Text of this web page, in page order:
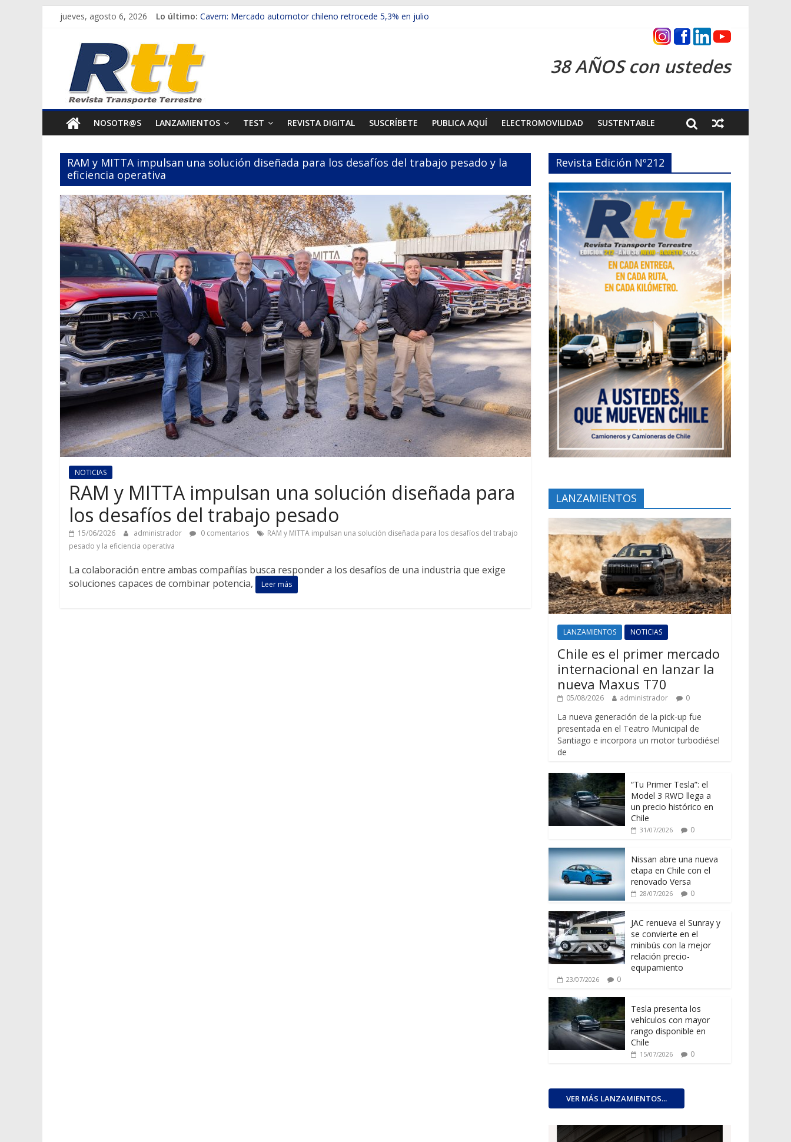
Saltarjueves, agosto 6, 2026 Lo último: Cavem: Mercado automotor chileno retrocede 5,3% en julio
SINOTRUK Pick-ups presentó la recién estrenada Bolden en la Expo Compras Públicas 2026
Chile es el primer mercado internacional en lanzar la nueva Maxus T70
Rtt
Revista
Transporte
Terrestre
Autos,
camiones,
motos,
información
del
mundo
del
transporte
38 AÑOS con ustedes
NOSOTR@S LANZAMIENTOS TEST REVISTA DIGITAL SUSCRÍBETE PUBLICA AQUÍ ELECTROMOVILIDAD SUSTENTABLE
RAM y MITTA impulsan una solución diseñada para los desafíos del trabajo pesado y la
eficiencia operativa
NOTICIAS
RAM y MITTA impulsan una solución diseñada para
los desafíos del trabajo pesado
15/06/2026 administrador 0 comentarios
RAM y MITTA impulsan una solución diseñada para los desafíos del trabajo
pesado y la eficiencia operativa
La colaboración entre ambas compañías busca responder a los desafíos de una industria que exige
soluciones capaces de combinar potencia,
Leer más
Revista Edición Nº212
LANZAMIENTOS
LANZAMIENTOS NOTICIAS
Chile es el primer mercado
internacional en lanzar la
nueva Maxus T70
05/08/2026 administrador 0
La nueva generación de la pick-up fue
presentada en el Teatro Municipal de
Santiago e incorpora un motor turbodiésel
de
“Tu Primer Tesla”: el
Model 3 RWD llega a
un precio histórico en
Chile
31/07/2026 0
Nissan abre una nueva
etapa en Chile con el
renovado Versa
28/07/2026 0
JAC renueva el Sunray y
se convierte en el
minibús con la mejor
relación precio-
equipamiento
23/07/2026 0
Tesla presenta los
vehículos con mayor
rango disponible en
Chile
15/07/2026 0
VER MÁS LANZAMIENTOS...